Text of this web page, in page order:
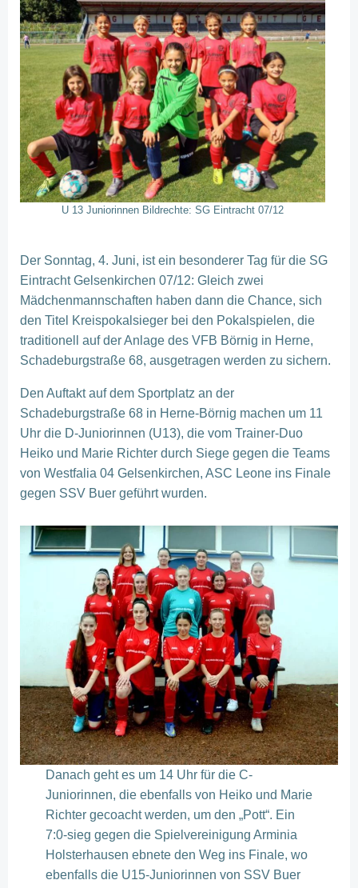
U 13 Juniorinnen Bildrechte: SG Eintracht 07/12
Der Sonntag, 4. Juni, ist ein besonderer Tag für die SG
Eintracht Gelsenkirchen 07/12: Gleich zwei
Mädchenmannschaften haben dann die Chance, sich
den Titel Kreispokalsieger bei den Pokalspielen, die
traditionell auf der Anlage des VFB Börnig in Herne,
Schadeburgstraße 68, ausgetragen werden zu sichern.
Den Auftakt auf dem Sportplatz an der
Schadeburgstraße 68 in Herne-Börnig machen um 11
Uhr die D-Juniorinnen (U13), die vom Trainer-Duo
Heiko und Marie Richter durch Siege gegen die Teams
von Westfalia 04 Gelsenkirchen, ASC Leone ins Finale
gegen SSV Buer geführt wurden.
Danach geht es um 14 Uhr für die C-
Juniorinnen, die ebenfalls von Heiko und Marie
Richter gecoacht werden, um den „Pott“. Ein
7:0-sieg gegen die Spielvereinigung Arminia
Holsterhausen ebnete den Weg ins Finale, wo
ebenfalls die U15-Juniorinnen von SSV Buer